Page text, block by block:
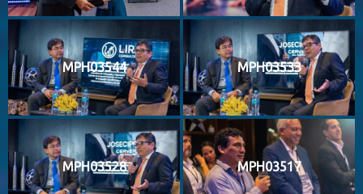
MPH03544 MPH03533
MPH03528 MPH03517